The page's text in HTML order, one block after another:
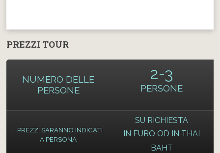
PREZZI TOUR
NUMERO DELLE
PERSONE
I PREZZI SARANNO INDICATI
A PERSONA
2-3
PERSONE
SU RICHIESTA
IN EURO OD IN THAI
BAHT